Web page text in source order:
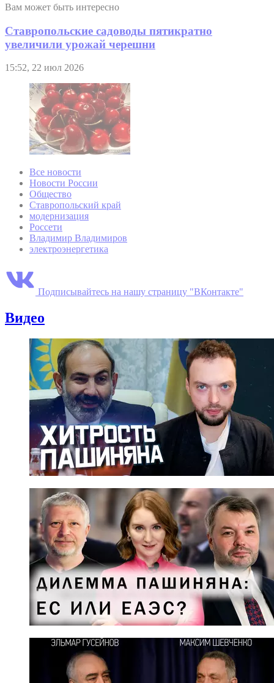
Вам может быть интересно
Ставропольские садоводы пятикратно
увеличили урожай черешни
15:52, 22 июл 2026
Все новости
Новости России
Общество
Ставропольский край
модернизация
Россети
Владимир Владимиров
электроэнергетика
Подписывайтесь на нашу страницу "ВКонтакте"
Видео